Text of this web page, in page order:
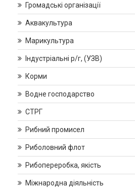
Громадські організації
Аквакультура
Марикультура
Індустріальні р/г, (УЗВ)
Корми
Водне господарство
СТРГ
Рибний промисел
Риболовний флот
Рибопереробка, якість
Міжнародна діяльність